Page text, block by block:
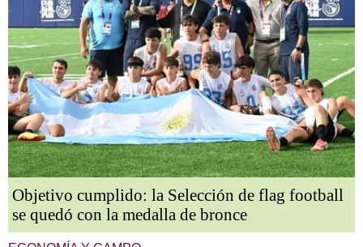
Objetivo cumplido: la Selección de flag football
se quedó con la medalla de bronce